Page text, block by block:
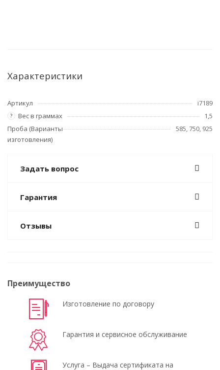
Характеристики
Артикул i7189
? Вес в граммах
1,5
Проба (Варианты
изготовления)
585, 750, 925
Задать вопрос
Гарантия
Отзывы
Преимущество
Изготовление по договору
Гарантия и сервисное обслуживание
Услуга – Выдача сертификата на